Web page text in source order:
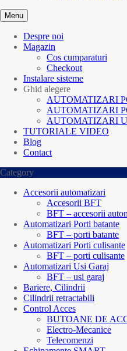
Menu
Despre noi
Magazin
Cos cumparaturi
Checkout
Instalare sisteme
Ghid alegere
AUTOMATIZARI
AUTOMATIZARI
AUTOMATIZARI
TUTORIALE VIDEO
Blog
Contact
Category
Accesorii automatizari
Accesorii BFT
BFT – accesorii
Automatizari Porti batante
BFT – porti batante
Automatizari Porti culisante
BFT – porti culisante
Automatizari Usi Garaj
BFT – usi garaj
Bariere, Cilindrii
Cilindrii retractabili
Control Acces
BUTOANE DE
Electro-Mecanice
Telecomenzi